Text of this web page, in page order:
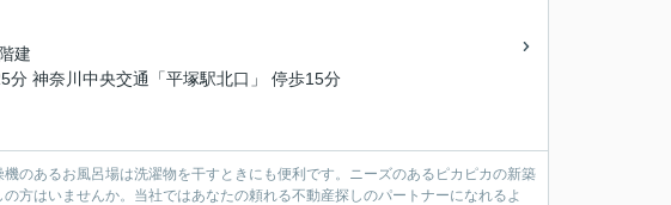
建
分 神奈川中央交通「平塚駅北口」 停歩15分
のあるお風呂場は洗濯物を干すときにも便利です。ニーズのあるピカピカの新築
方はいませんか。当社ではあなたの頼れる不動産探しのパートナーになれるよ